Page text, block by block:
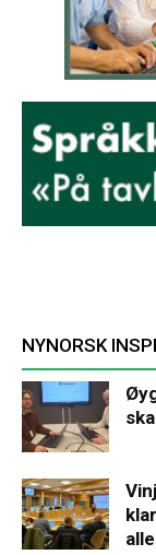
NYNORSK